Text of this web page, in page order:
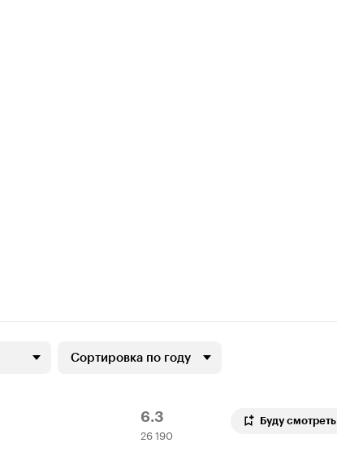
Сортировка по году
Рейтинг
Кинопоиска
6.3
26
190
26 190
Буду смотреть